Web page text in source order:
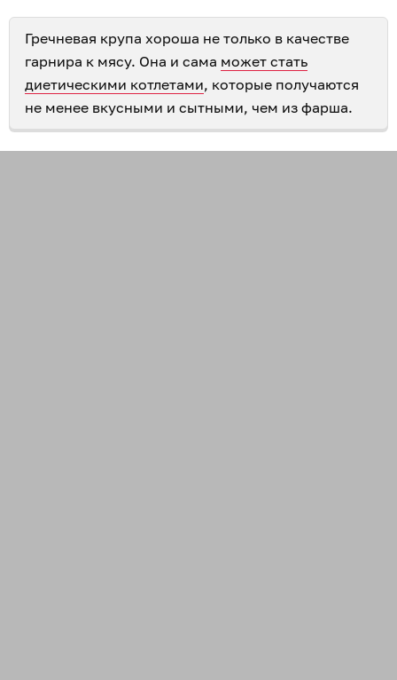
Гречневая крупа хороша не только в качестве
гарнира к мясу. Она и сама может стать
диетическими котлетами, которые получаются
не менее вкусными и сытными, чем из фарша.